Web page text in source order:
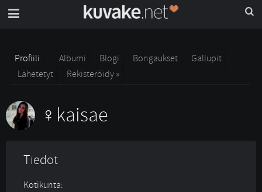
Profiili Albumi Blogi Bongaukset
Gallupit
Lähetetyt
Rekisteröidy »
kaisae
Tiedot
Kotikunta: